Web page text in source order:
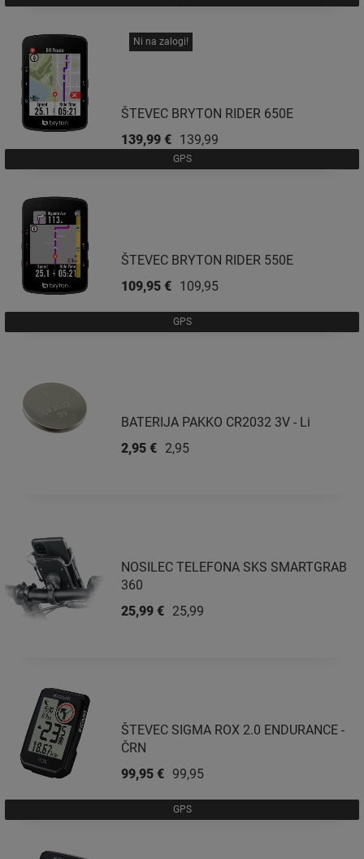
Ni na zalogi!
GPS
ŠTEVEC BRYTON RIDER 650E
139,99 €
139,99 €
GPS
ŠTEVEC BRYTON RIDER 550E
109,95 €
109,95 €
BATERIJA PAKKO CR2032 3V - Li
2,95 €
2,95 €
NOSILEC TELEFONA SKS SMARTGRAB
360
25,99 €
25,99 €
GPS
ŠTEVEC SIGMA ROX 2.0 ENDURANCE -
ČRN
99,95 €
99,95 €